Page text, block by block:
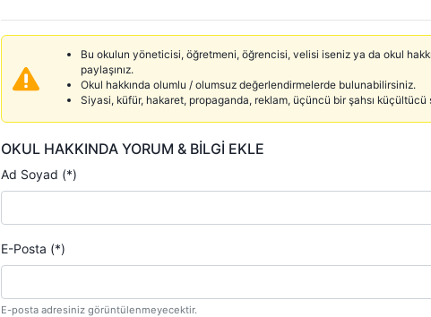
Bu okulun yöneticisi, öğretmeni, öğrencisi, velisi iseniz ya da okul
paylaşınız.
Okul hakkında olumlu / olumsuz değerlendirmelerde bulunabilirsiniz.
Siyasi, küfür, hakaret, propaganda, reklam, üçüncü bir şahsı
OKUL HAKKINDA YORUM & BİLGİ EKLE
Ad Soyad (*)
E-Posta (*)
E-posta adresiniz görüntülenmeyecektir.